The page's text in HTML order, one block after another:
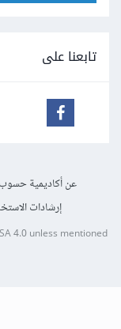
تابعنا على
عن أكاديمية حسوب
إرشادات
4.0unless mentioned